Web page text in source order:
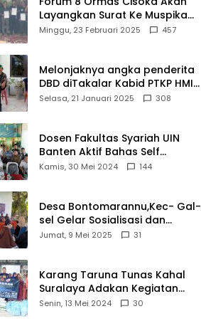
Bahwa
Sejarah
Adalah
yang Tak
Ternilai”.
Layangkan Surat Ke Muspika
Atas Adanya Kantor Matel di
Minggu, 23 Februari 2025 457
Melonjaknya angka penderita
DBD diTakalar Kabid PTKP HMI
Cab.Takalar angkat bicara
Selasa, 21 Januari 2025 308
Dosen Fakultas Syariah UIN
Banten Aktif Bahas Self
Declare Halal dalam Forum
Kamis, 30 Mei 2024 144
Desa Bontomarannu,Kec- Gal-
sel Gelar Sosialisasi dan
Bimtek Pemutakhiran Data ID
Jumat, 9 Mei 2025 31
Karang Taruna Tunas Kahal
Suralaya Adakan Kegiatan
Bansos Terhadap Kaum
Senin, 13 Mei 2024 30